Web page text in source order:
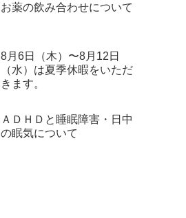
お薬の飲み合わせについて
8月6日（木）〜8月12日
（水）は夏季休暇をいただ
きます。
ＡＤＨＤと睡眠障害・日中
の眠気について